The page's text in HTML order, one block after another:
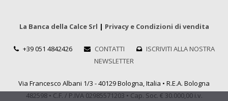
La Banca della Calce Srl | Privacy e Condizioni di vendita
+39 051 4842426 CONTATTI
ISCRIVITI ALLA NOSTRA
NEWSLETTER
Via Francesco Albani 1/3 - 40129 Bologna, Italia • R.E.A. Bologna
482598 • C.F. / P.IVA 02985571203 • Cap. Soc. € 30.000,00 i.v.